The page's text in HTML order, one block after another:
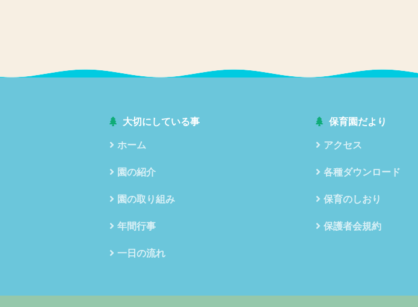
大切にしている事
ホーム
園の紹介
園の取り組み
年間行事
一日の流れ
保育園だより
アクセス
各種ダウンロード
保育のしおり
保護者会規約